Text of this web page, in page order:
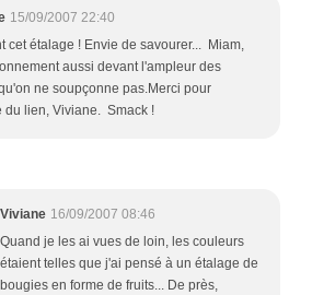
15/09/2007 22:40
cet étalage ! Envie de savourer... Miam,
aussi devant l'ampleur des
ne soupçonne pas.Merci pour
du lien, Viviane. Smack !
Viviane 16/09/2007 08:46
Quand je les ai vues de loin, les couleurs
étaient telles que j'ai pensé à un étalage de
bougies en forme de fruits... De près,